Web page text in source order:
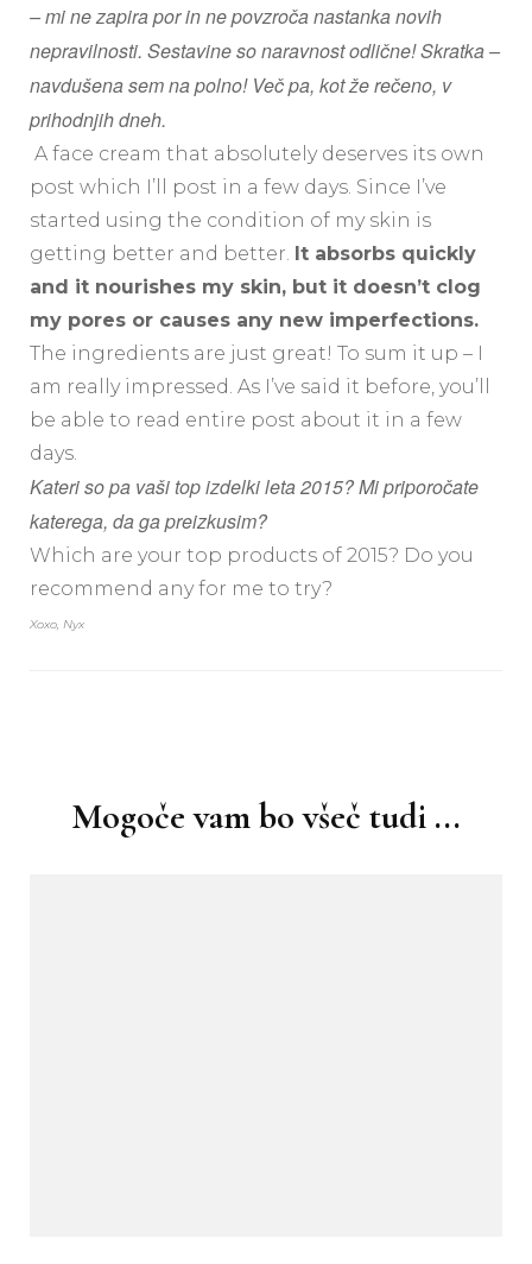
– mi ne zapira por in ne povzroča nastanka novih
nepravilnosti. Sestavine so naravnost odlične! Skratka –
navdušena sem na polno! Več pa, kot že rečeno, v
prihodnjih dneh.
A face cream that absolutely deserves its own
post which I’ll post in a few days. Since I’ve
started using the condition of my skin is
getting better and better. It absorbs quickly
and it nourishes my skin, but it doesn’t clog
my pores or causes any new imperfections.
The ingredients are just great! To sum it up – I
am really impressed. As I’ve said it before, you’ll
be able to read entire post about it in a few
days.
Kateri so pa vaši top izdelki leta 2015? Mi priporočate
katerega, da ga preizkusim?
Which are your top products of 2015? Do you
recommend any for me to try?
Xoxo, Nyx
Mogoče vam bo všeč tudi ...